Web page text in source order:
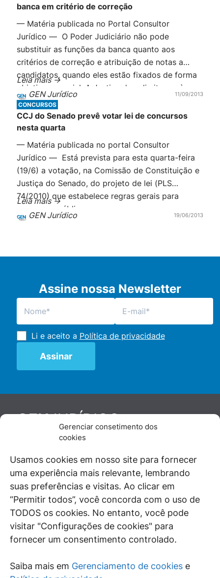
Gerenciar consetimento dos
cookies
Usamos cookies em nosso site para fornecer
uma experiência mais relevante, lembrando
suas preferências e visitas. Ao clicar em
“Permitir todos”, você concorda com o uso de
TODOS os cookies. No entanto, você pode
visitar "Configurações de cookies" para
fornecer um consentimento controlado.
Saiba mais em Gerenciamento de cookies e
banca em critério de correção
— Matéria publicada no Portal Consultor
Jurídico — O Poder Judiciário não pode
substituir as funções da banca quanto aos
critérios de correção e atribuição de notas a
candidatos, quando eles estão fixados de forma
objetiva e parcial. A Justiça deve limitar-se à
verificação dos quesitos relativos à legalidade do
edital e dos atos da comissão responsável pelo
[…]
Leia mais ->
GEN Jurídico
11/09/2013
CONCURSOS
CCJ do Senado prevê votar lei de concursos
nesta quarta
— Matéria publicada no portal Consultor
Jurídico — Está prevista para esta quarta-feira
(19/6) a votação, na Comissão de Constituição e
Justiça do Senado, do projeto de lei (PLS
74/2010) que estabelece regras gerais para
concursos públicos para cargos e empregos
públicos no âmbito da União, dos estados, dos
Leia mais ->
GEN Jurídico
19/06/2013
Assine nossa Newsletter
Li e aceito a Política de privacidade
GENJURÍDICO
De maneira independente, os autores e
juristas e doutrinadores nacionais, se posicionam
diante de questões relevantes do cotidiano e
universo jurídico.